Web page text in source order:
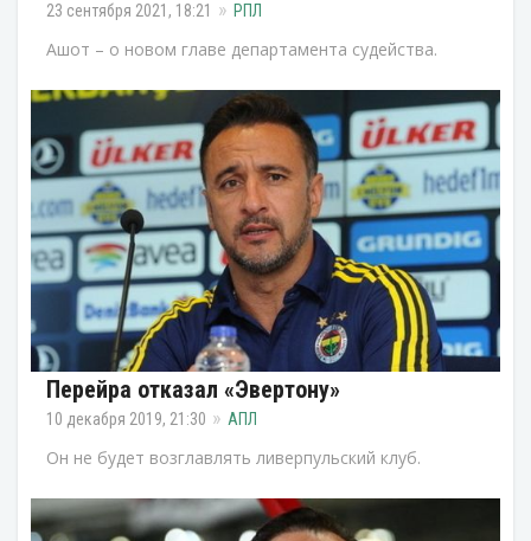
23 сентября 2021, 18:21 РПЛ
Ашот – о новом главе департамента судейства.
Перейра отказал «Эвертону»
10 декабря 2019, 21:30 АПЛ
Он не будет возглавлять ливерпульский клуб.